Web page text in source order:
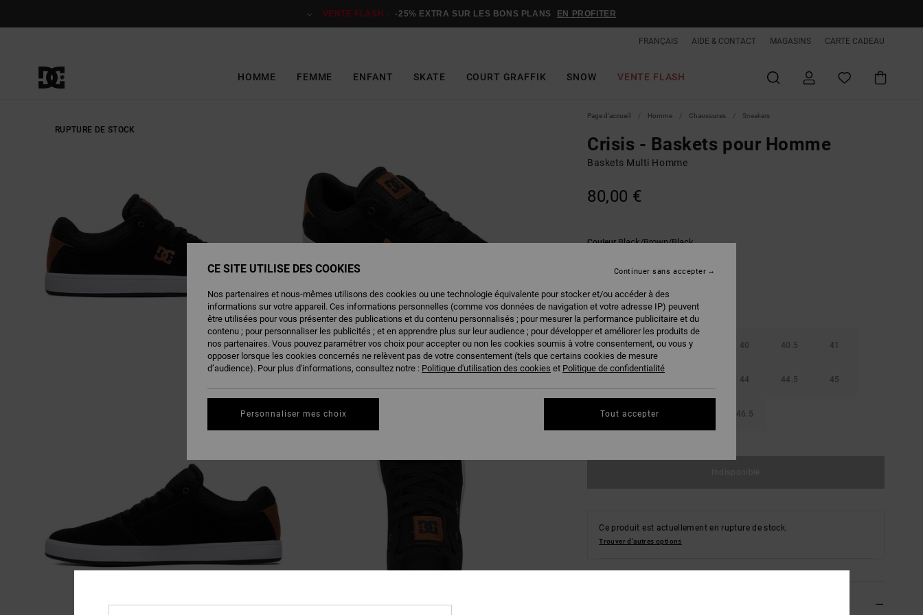
VENTE FLASH : -25% EXTRA SUR LES BONS PLANS EN PROFITER
FRANÇAIS AIDE & CONTACT MAGASINS CARTE CADEAU
HOMME FEMME ENFANT SKATE COURT GRAFFIK SNOW VENTE FLASH
RUPTURE DE STOCK
Page d'accueil Homme Chaussures Sneakers
Crisis - Baskets pour Homme
Baskets Multi Homme
80,00 €
CouleurBlack/brown/black
38 38.5 40 40.5 41
44 44.5 45
46 47 46.5
Ce produit est actuellement en rupture de stock.
Trouver d'autres options
CE SITE UTILISE DES COOKIES
Nos partenaires et nous-mêmes utilisons des cookies ou une technologie équivalente pour stocker et/ou accéder à des
informations sur votre appareil. Ces informations personnelles (comme vos données de navigation et votre adresse IP) peuvent
être utilisées pour vous présenter des publications et du contenu personnalisés ; pour mesurer la performance publicitaire et du
contenu ; pour personnaliser les publicités ; et en apprendre plus sur leur audience ; pour développer et améliorer les produits de
nos partenaires. Vous pouvez paramétrer vos choix pour accepter ou non les cookies soumis à votre consentement, ou vous y
opposer lorsque les cookies concernés ne relèvent pas de votre consentement (tels que certains cookies de mesure
d’audience). Pour plus d'informations, consultez notre : Politique d'utilisation des cookies et Politique de confidentialité
Personnaliser mes choix
Continuer sans accepter
Tout accepter